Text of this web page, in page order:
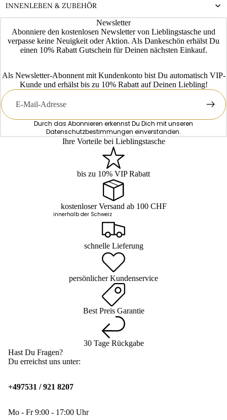
INNENLEBEN & ZUBEHÖR
Newsletter
Abonniere den kostenlosen Newsletter von Lieblingstasche und
verpasse keine Neuigkeit oder Aktion. Als Dankeschön erhälst Du
einen 10% Rabatt Gutschein für Deinen nächsten Einkauf.
Als Newsletter-Abonnent mit Kundenkonto bist Du automatisch VIP-
Kunde und erhälst bis zu 10% Rabatt auf Deinen Liebling!
E-
Mail
Durch das Abonnieren erkennst Du Dich mit unseren
Datenschutzbestimmungen einverstanden.
Ihre Vorteile bei Lieblingstasche
bis zu 10% VIP Rabatt
kostenloser Versand ab 100 CHF
innerhalb der Schweiz
schnelle Lieferung
persönlicher Kundenservice
Best Preis Garantie
30 Tage Rückgabe
Hast Du Fragen?
Du erreichst uns unter:
+497531 / 921 8207
Mo - Fr 9:00 - 17:00 Uhr